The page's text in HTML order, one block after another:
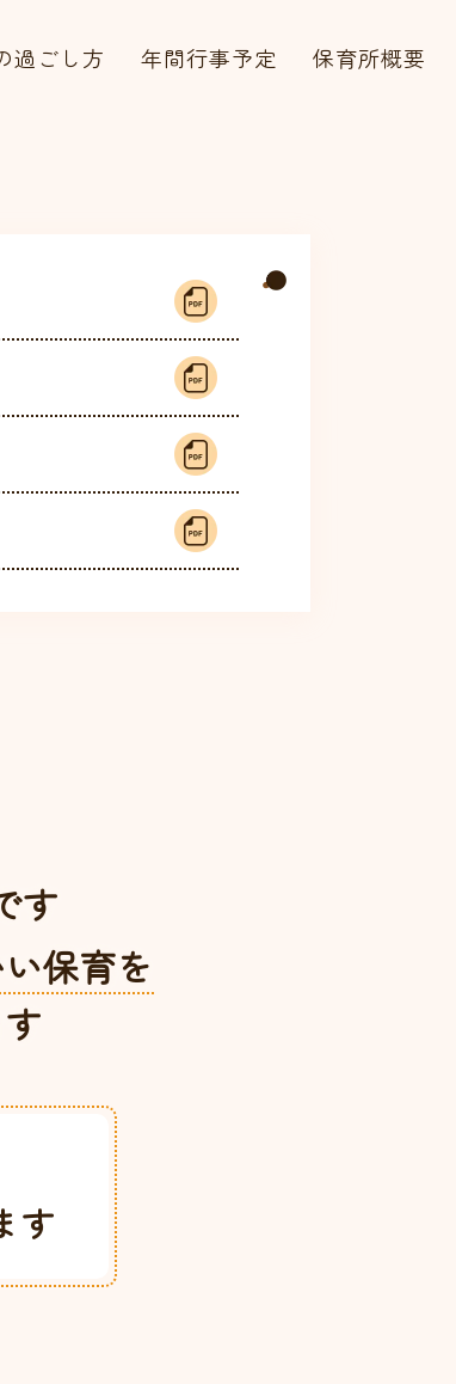
過ごし方 年間行事予定 保育所概要
す
保育を
す